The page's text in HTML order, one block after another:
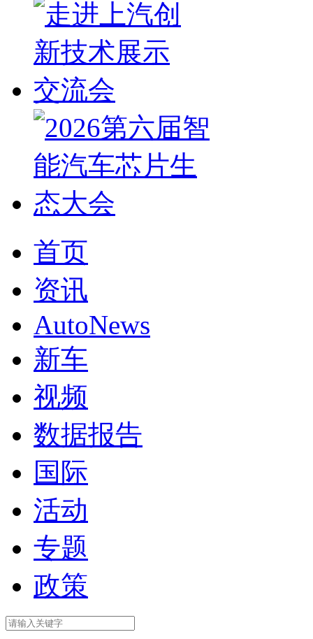
首页
资讯
AutoNews
新车
视频
数据报告
国际
活动
专题
政策